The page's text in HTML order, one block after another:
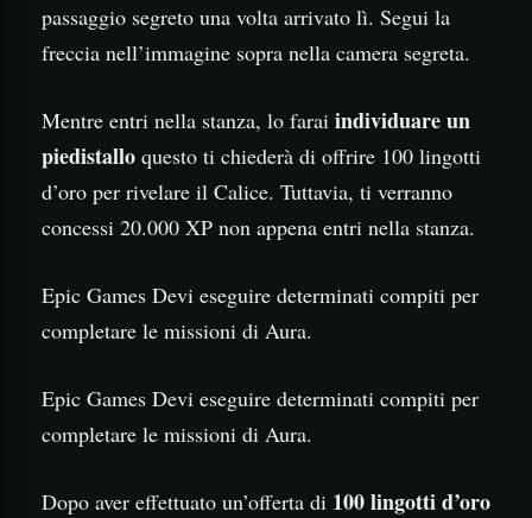
passaggio segreto una volta arrivato lì. Segui la
freccia nell’immagine sopra nella camera segreta.
Mentre entri nella stanza, lo farai individuare un
piedistallo questo ti chiederà di offrire 100 lingotti
d’oro per rivelare il Calice. Tuttavia, ti verranno
concessi 20.000 XP non appena entri nella stanza.
Epic Games Devi eseguire determinati compiti per
completare le missioni di Aura.
Epic Games Devi eseguire determinati compiti per
completare le missioni di Aura.
Dopo aver effettuato un’offerta di 100 lingotti d’oro